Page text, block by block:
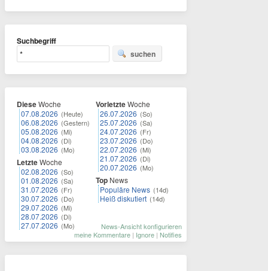
Suchbegriff
suchen
DieseWoche
07.08.2026 (Heute)
06.08.2026 (Gestern)
05.08.2026 (Mi)
04.08.2026 (Di)
03.08.2026 (Mo)
LetzteWoche
02.08.2026 (So)
01.08.2026 (Sa)
31.07.2026 (Fr)
30.07.2026 (Do)
29.07.2026 (Mi)
28.07.2026 (Di)
27.07.2026 (Mo)
VorletzteWoche
26.07.2026 (So)
25.07.2026 (Sa)
24.07.2026 (Fr)
23.07.2026 (Do)
22.07.2026 (Mi)
21.07.2026 (Di)
20.07.2026 (Mo)
Top News
Populäre News (14d)
Heiß diskutiert (14d)
News-Ansicht konfigurieren
meine Kommentare | Ignore | Notifies